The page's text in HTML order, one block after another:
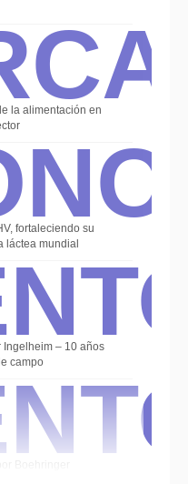
la alimentación en
fortaleciendo su
láctea mundial
Ingelheim – 10 años
campo